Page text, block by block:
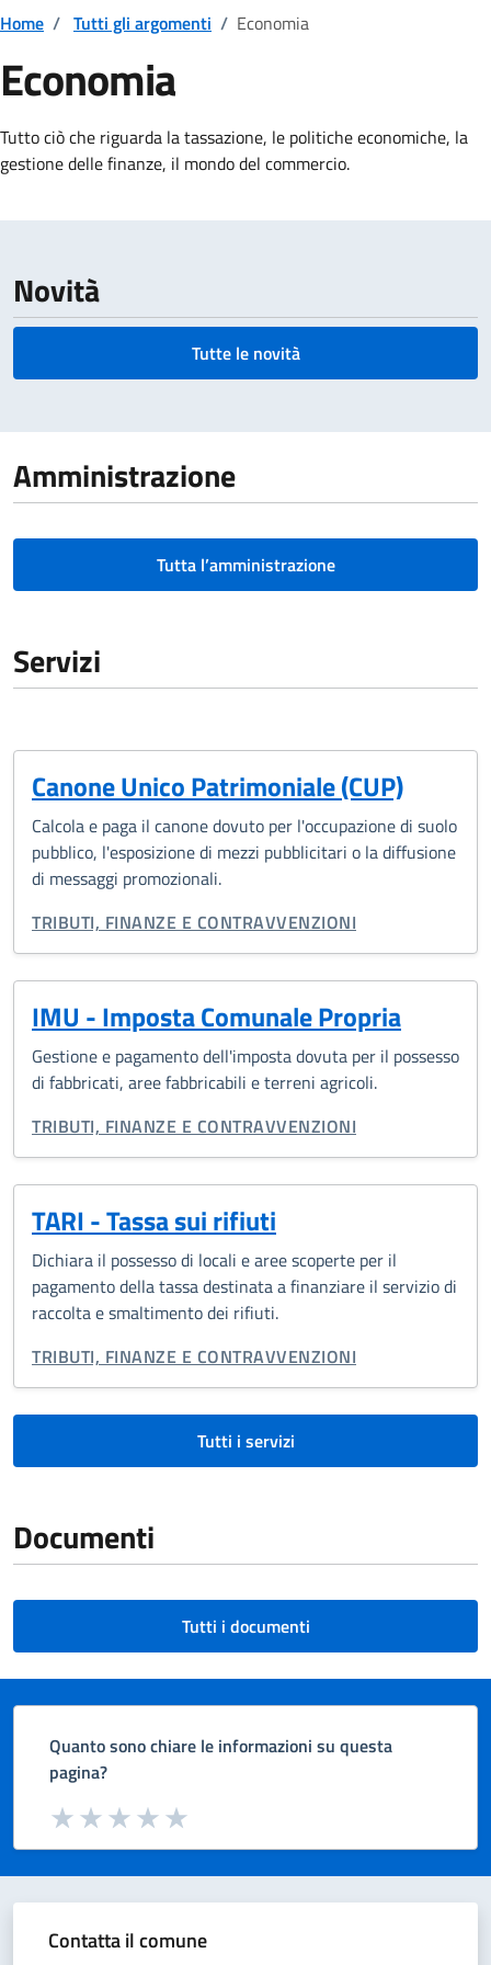
Home / Tutti gli argomenti / Economia
Economia
Dettagli della notizia
Tutto ciò che riguarda la tassazione, le politiche economiche, la
gestione delle finanze, il mondo del commercio.
Novità
Tutte le novità
Amministrazione
Tutta l’amministrazione
Servizi
Canone Unico Patrimoniale (CUP)
Calcola e paga il canone dovuto per l'occupazione di suolo
pubblico, l'esposizione di mezzi pubblicitari o la diffusione
di messaggi promozionali.
CATEGORIA CORRELATA:
TRIBUTI, FINANZE E CONTRAVVENZIONI
IMU - Imposta Comunale Propria
Gestione e pagamento dell'imposta dovuta per il possesso
di fabbricati, aree fabbricabili e terreni agricoli.
CATEGORIA CORRELATA:
TRIBUTI, FINANZE E CONTRAVVENZIONI
TARI - Tassa sui rifiuti
Dichiara il possesso di locali e aree scoperte per il
pagamento della tassa destinata a finanziare il servizio di
raccolta e smaltimento dei rifiuti.
CATEGORIA CORRELATA:
TRIBUTI, FINANZE E CONTRAVVENZIONI
Tutti i servizi
Documenti
Tutti i documenti
Quanto sono chiare le informazioni su questa
pagina?
Valuta da 1 a 5 stelle la pagina
Valuta 5 stelle su 5
Valuta 4 stelle su 5
Valuta 3 stelle su 5
Valuta 2 stelle su 5
Valuta 1 stelle su 5
Contatta il comune